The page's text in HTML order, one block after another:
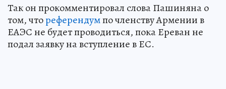
Так он прокомментировал слова Пашиняна о
том, чтореферендумпо членству Армении в
ЕАЭС не будет проводиться, пока Ереван не
подал заявку на вступление в ЕС.